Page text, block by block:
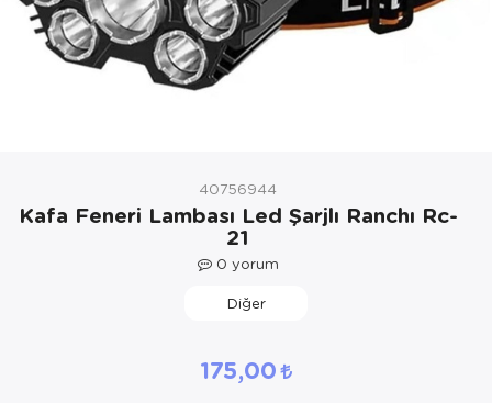
Kozmetik, Kişisel Bakım ve Sağlık
40756944
Kafa Feneri Lambası Led Şarjlı Ranchı Rc-
21
0 yorum
Diğer
175,00